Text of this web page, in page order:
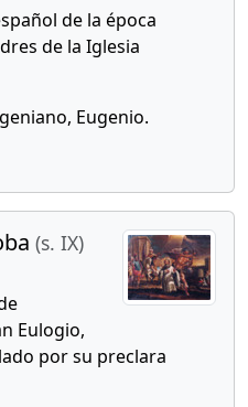
de la época
de la Iglesia
Eugenio.
(s. IX)
Eulogio,
por su preclara